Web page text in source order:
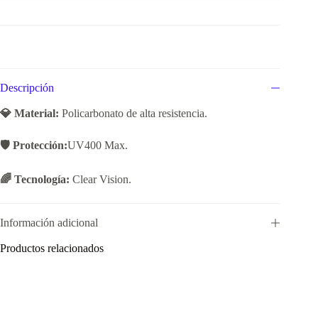
Descripción
💎 Material: Policarbonato de alta resistencia.
🛡️ Protección:UV400 Max.
🌈 Tecnología: Clear Vision.
Información adicional
Productos relacionados